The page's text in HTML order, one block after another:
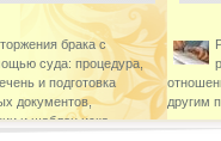
брака с
суда: процедура,
и подготовка
документов,
и шаблон иска.
другим